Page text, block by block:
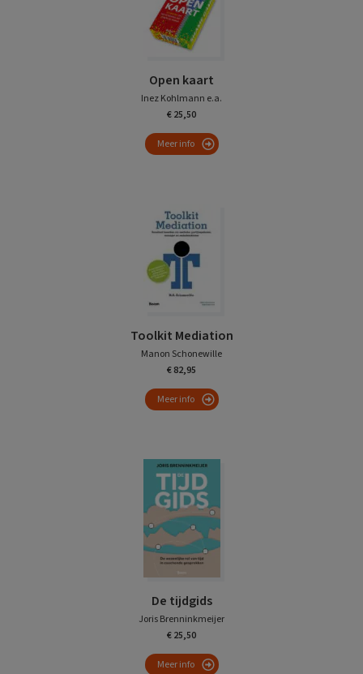
Open kaart
Inez Kohlmann e.a.
€ 25,50
Meer info
Toolkit Mediation
Manon Schonewille
€ 82,95
Meer info
De tijdgids
Joris Brenninkmeijer
€ 25,50
Meer info